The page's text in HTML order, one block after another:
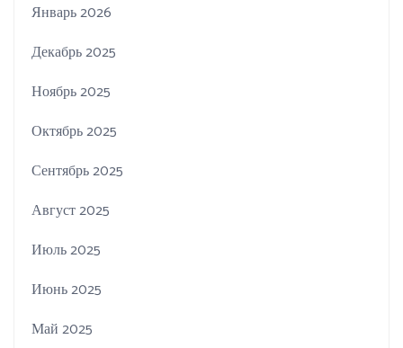
Январь 2026
Декабрь 2025
Ноябрь 2025
Октябрь 2025
Сентябрь 2025
Август 2025
Июль 2025
Июнь 2025
Май 2025